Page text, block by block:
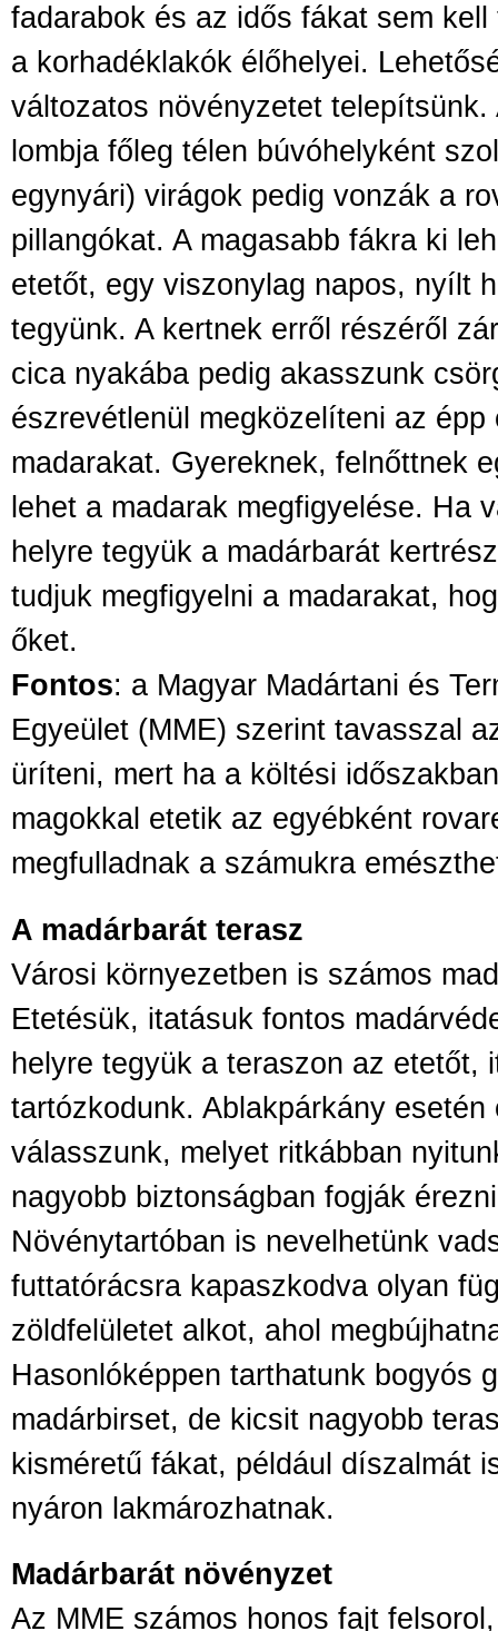
fadarabok és az idős fákat sem
a korhadéklakók élőhelyei.
változatos növényzetet
lombja főleg télen búvóhelyként
egynyári) virágok pedig vonzák a
pillangókat. A magasabb fákra ki
etetőt, egy viszonylag napos, nyílt
tegyünk. A kertnek erről részéről
cica nyakába pedig akasszunk
észrevétlenül megközelíteni az épp
madarakat. Gyereknek, felnőttnek
lehet a madarak megfigyelése. Ha
helyre tegyük a madárbarát
tudjuk megfigyelni a madarakat,
őket.
Fontos: a Magyar Madártani és
Egyeület (MME) szerint tavasszal
üríteni, mert ha a költési
magokkal etetik az egyébként
megfulladnak a számukra
A madárbarát terasz
Városi környezetben is számos
Etetésük, itatásuk fontos
helyre tegyük a teraszon az etetőt,
tartózkodunk. Ablakpárkány esetén
válasszunk, melyet ritkábban
nagyobb biztonságban fogják
Növénytartóban is nevelhetünk
futtatórácsra kapaszkodva olyan
zöldfelületet alkot, ahol
Hasonlóképpen tarthatunk bogyós
madárbirset, de kicsit nagyobb
kisméretű fákat, például díszalmát
nyáron lakmározhatnak.
Madárbarát növényzet
Az MME számos honos fajt